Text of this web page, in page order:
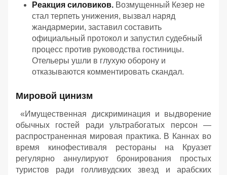
Реакция силовиков. Возмущенный Кезер не
стал терпеть унижения, вызвал наряд
жандармерии, заставил составить
официальный протокол и запустил судебный
процесс против руководства гостиницы.
Отельеры ушли в глухую оборону и
отказываются комментировать скандал.
Мировой цинизм
«Имущественная дискриминация и выдворение
обычных гостей ради ультрабогатых персон —
распространенная мировая практика. В Каннах во
время кинофестиваля рестораны на Круазет
регулярно аннулируют бронирования простых
туристов ради голливудских звезд и арабских